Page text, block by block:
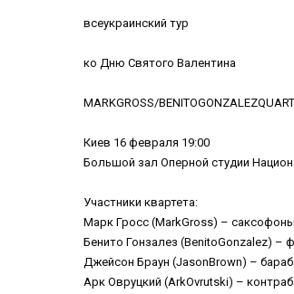
всеукраинский тур
ко Дню Святого Валентина
MARKGROSS/
Киев 16 февраля 19:00
Большой зал Оперной студии
Участники квартета:
Марк Гросс (MarkGross) – саксофоны
Бенито Гонзалез (BenitoGonzalez) –
Джейсон Браун (JasonBrown) –
Арк Овруцкий (ArkOvrutski) –